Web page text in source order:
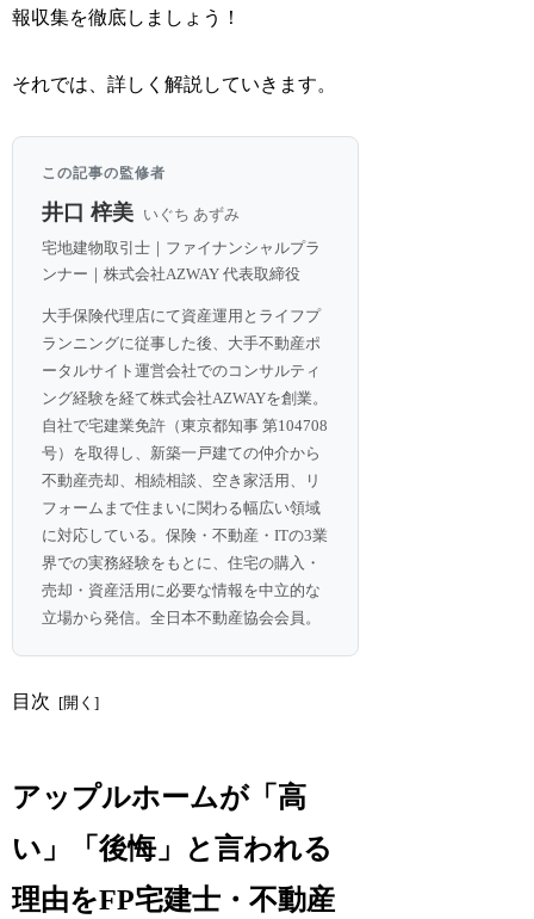
報収集を徹底しましょう！
それでは、詳しく解説していきます。
この記事の監修者
井口 梓美 いぐち あずみ
宅地建物取引士｜ファイナンシャルプラ
ンナー｜株式会社AZWAY 代表取締役
大手保険代理店にて資産運用とライフプ
ランニングに従事した後、大手不動産ポ
ータルサイト運営会社でのコンサルティ
ング経験を経て株式会社AZWAYを創業。
自社で宅建業免許（東京都知事 第104708
号）を取得し、新築一戸建ての仲介から
不動産売却、相続相談、空き家活用、リ
フォームまで住まいに関わる幅広い領域
に対応している。保険・不動産・ITの3業
界での実務経験をもとに、住宅の購入・
売却・資産活用に必要な情報を中立的な
立場から発信。全日本不動産協会会員。
目次
アップルホームが「高
い」「後悔」と言われる
理由をFP宅建士・不動産